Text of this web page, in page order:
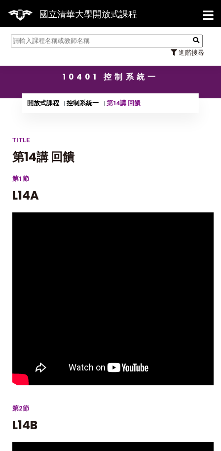
國立清華大學開放式課程
進階搜尋
【
10401 控制系統一
開放式課程 控制系統一 第14講 回饋
TITLE
第14講 回饋
第1節
L14A
第2節
L14B